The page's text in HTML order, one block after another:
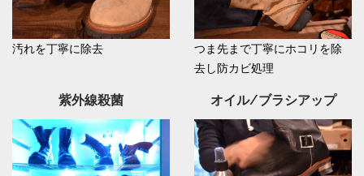
汚れを丁寧に除去
つま先まで丁寧にホコリを除
去し防カビ処理
紫外線殺菌 オイル/ブラシアップ